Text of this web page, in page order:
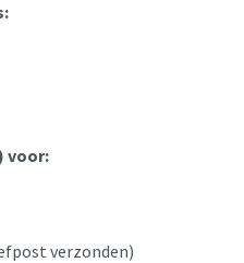
voor:
verzonden)